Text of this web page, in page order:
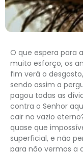
O que espera para
muito esforço, os
fim verá o
sendo assim a
pagou todas as
contra o Senhor
cair no vazio
quase que
superficial, e não
para não vermos a